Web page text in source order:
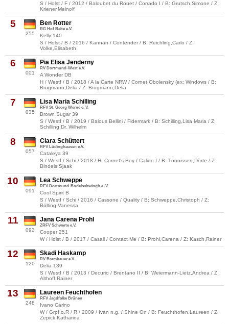
S / Holst / F / 2012 / Baloubet du Rouet / Corrado I / B: Grutsch,Simone / Z:
Kriener,Meinolf
5
255
Ben Rotter
RG Hof Balte e.V.
Kelly 140
S / Holst / B / 2016 / Kannan / Contender / B: Reichling,Carlo / Z:
Volke,Elisabeth
6
001
Pia Elisa Jenderny
RV Dortmund-West e.V.
A Wonder DB
H / Westf / B / 2018 / A la Carte NRW / Cornet Obolensky (ex: Windows / B:
Brügmann,Delia / Z: Brügmann,Delia
7
035
Lisa Maria Schilling
RFV St. Georg Werne e. V.
Brown Sugar 39
S / Westf / B / 2019 / Balous Bellini / Fidermark / B: Schilling,Lisa Maria / Z:
Schilling,Dr. Wilhelm
8
057
Clara Schüttert
RFV Lüdinghausen e.V.
Cataleya 39
S / Westf / Schi / 2018 / H. Cornet's Boy / Calido I / B: Tönnissen,Dörte / Z:
Bindels,Sjaak
10
091
Lea Schweppe
RFV Dortmund-Bodelschwingh e. V.
Cool Spirit B
S / Westf / Schi / 2016 / Cassone / Quality / B: Schweppe,Christoph / Z:
Bölting,Vanessa
11
092
Jana Carena Prohl
ZRFV Schwerte e.V.
Cooper 251
W / Holst / B / 2017 / Casall / Contact Me / B: Prohl,Carena / Z: Kasch,Rainer
12
120
Skadi Haskamp
RV Brambauer e.V.
Delia 139
S / Westf / B / 2013 / Decurio / Brentano II / B: Weiermann-Lietz,Andrea / Z:
Althoff,Rainer
13
248
Laureen Feuchthofen
RFV Jagdfalke Brünen
Ivano Carino
W / Grpf.o.R / R / 2009 / Ivan n.g. / Shine On / B: Feuchthofen,Laureen / Z:
Zepick,Katharina